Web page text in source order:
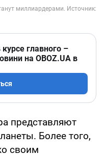
главного –
на OBOZ.UA в
представляют
Более того,
своим